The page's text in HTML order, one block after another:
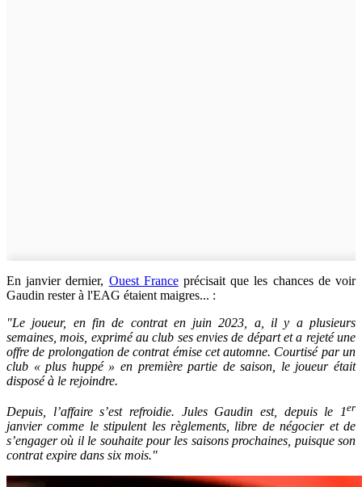
En janvier dernier, Ouest Franceprécisait que les chances de voir
Gaudin rester à l'EAG étaient maigres... :
"Le joueur, en fin de contrat en juin 2023, a, il y a plusieurs
semaines, mois, exprimé au club ses envies de départ et a rejeté une
offre de prolongation de contrat émise cet automne. Courtisé par un
club « plus huppé » en première partie de saison, le joueur était
disposé à le rejoindre.
Depuis, l’affaire s’est refroidie. Jules Gaudin est, depuis le 1er
janvier comme le stipulent les règlements, libre de négocier et de
s’engager où il le souhaite pour les saisons prochaines, puisque son
contrat expire dans six mois."